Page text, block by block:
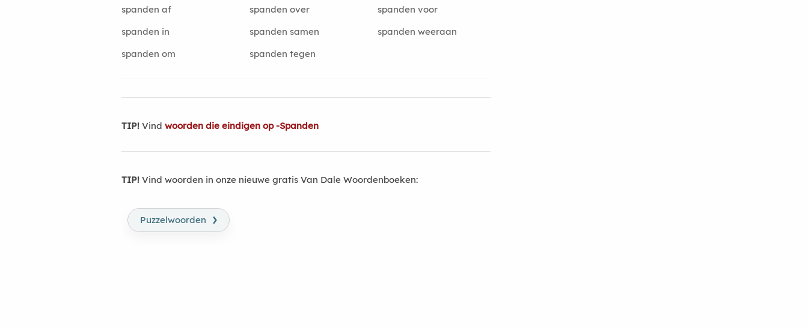
spanden af
spanden over
spanden voor
spanden in
spanden samen
spanden weeraan
spanden om
spanden tegen
TIP! Vind woorden die eindigen op -Spanden
TIP! Vind woorden in onze nieuwe gratis Van Dale Woordenboeken:
Puzzelwoorden ›